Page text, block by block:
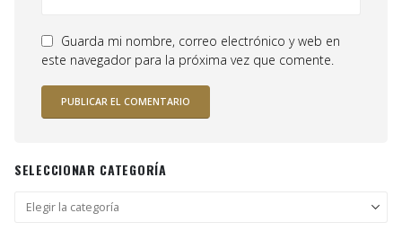
Guarda mi nombre, correo electrónico y web en
este navegador para la próxima vez que comente.
SELECCIONAR CATEGORÍA
Seleccionar
categoría